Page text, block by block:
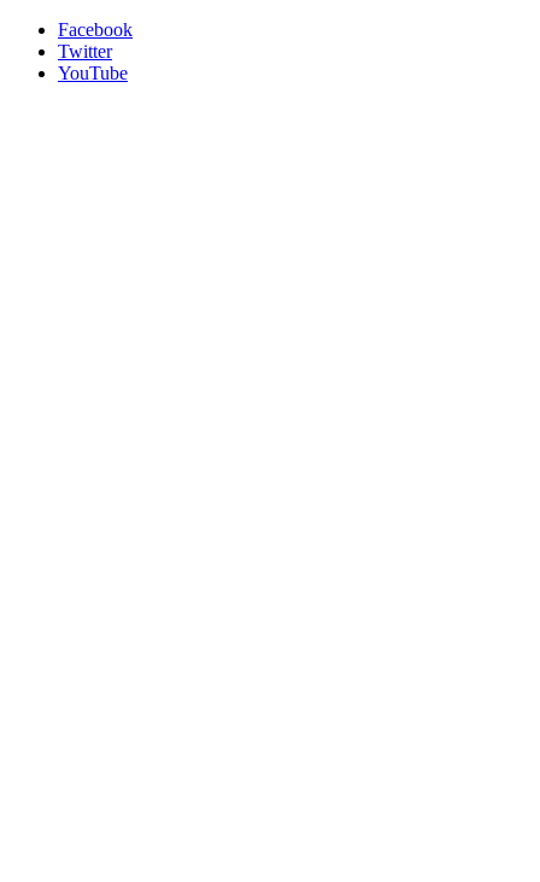
Facebook
Twitter
YouTube